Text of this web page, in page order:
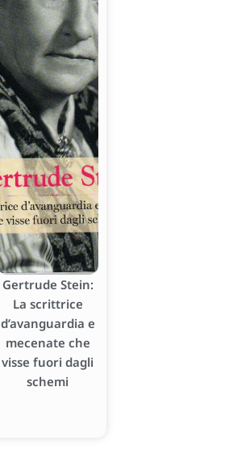
Gertrude Stein:
La scrittrice
d’avanguardia e
mecenate che
visse fuori dagli
schemi